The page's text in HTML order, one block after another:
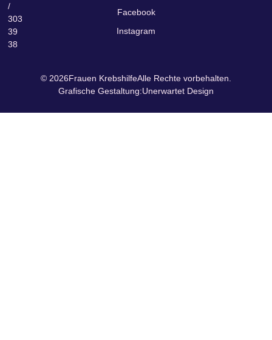
/
303
39
38
Facebook
Instagram
© 2026Frauen KrebshilfeAlle Rechte vorbehalten.
Grafische Gestaltung:Unerwartet Design